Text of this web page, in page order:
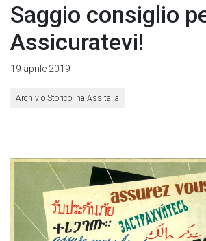
Saggio consiglio
Assicuratevi!
19 aprile 2019
Archivio Storico Ina Assitalia